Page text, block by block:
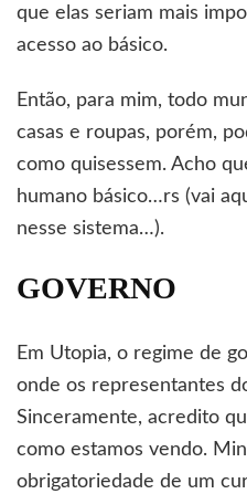
que elas seriam mais
acesso ao básico.
Então, para mim, todo
casas e roupas, porém,
como quisessem. Acho
humano básico…rs (vai
nesse sistema…).
GOVERNO
Em Utopia, o regime de
onde os representantes
Sinceramente, acredito
como estamos vendo.
obrigatoriedade de um